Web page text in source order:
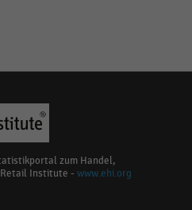
zum Handel,
Institute - www.ehi.org